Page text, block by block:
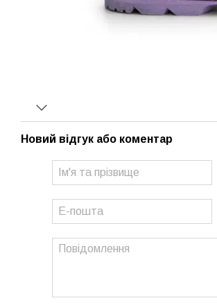
Новий відгук або коментар